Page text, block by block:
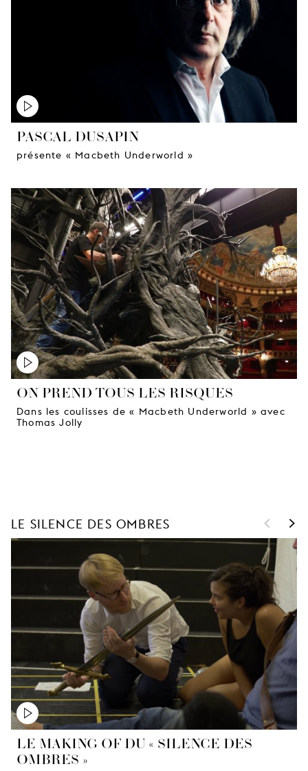
PASCAL DUSAPIN
présente « Macbeth Underworld »
ON PREND TOUS LES RISQUES
Dans les coulisses de « Macbeth Underworld » avec
Thomas Jolly
LE SILENCE DES OMBRES < >
LE MAKING OF DU « SILENCE DES
OMBRES »